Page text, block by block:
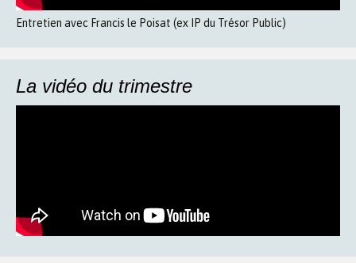
Entretien avec Francis le Poisat (ex IP du Trésor Public)
La vidéo du trimestre